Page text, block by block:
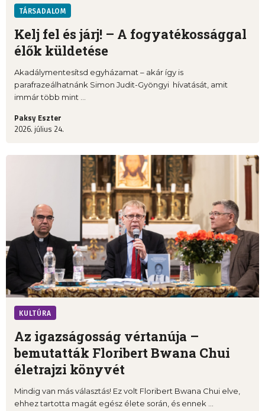
TÁRSADALOM
Kelj fel és járj! – A fogyatékossággal
élők küldetése
Akadálymentesítsd egyházamat – akár így is
parafrazeálhatnánk Simon Judit-Gyöngyi hívatását, amit
immár több mint ...
Paksy Eszter
2026. július 24.
KULTÚRA
Az igazságosság vértanúja –
bemutatták Floribert Bwana Chui
életrajzi könyvét
Mindig van más választás! Ez volt Floribert Bwana Chui elve,
ehhez tartotta magát egész élete során, és ennek ...